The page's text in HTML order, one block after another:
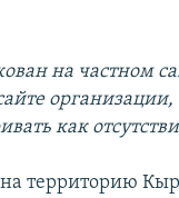
на частном
как
территорию